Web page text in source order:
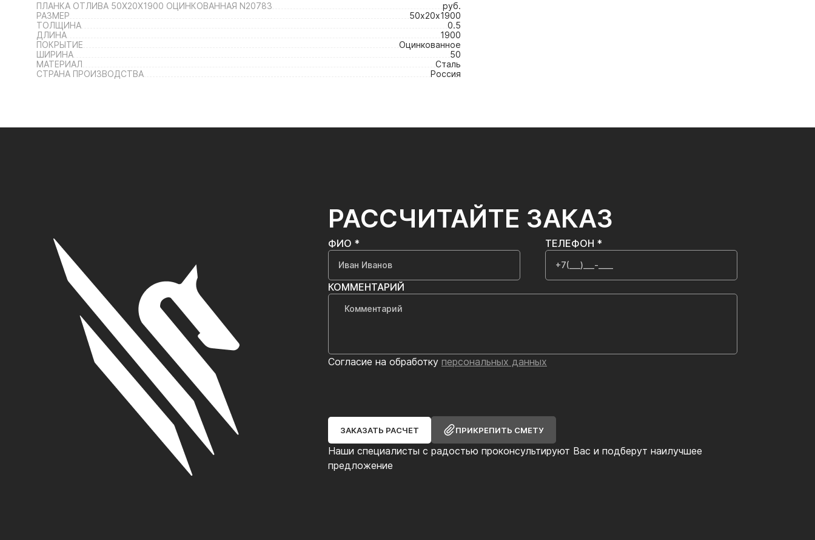
ПЛАНКА ОТЛИВА 50Х20Х1900 ОЦИНКОВАННАЯ N20783
руб.
РАЗМЕР
50х20х1900
ТОЛЩИНА
0.5
ДЛИНА
1900
ПОКРЫТИЕ
Оцинкованное
ШИРИНА
50
МАТЕРИАЛ
Сталь
СТРАНА ПРОИЗВОДСТВА
Россия
РАССЧИТАЙТЕ ЗАКАЗ
Наши специалисты с радостью проконсультируют Вас и подберут наилучшее
предложение
ФИО * ТЕЛЕФОН *
КОММЕНТАРИЙ
Согласие на обработку персональных данных
ЗАКАЗАТЬ РАСЧЕТ ПРИКРЕПИТЬ СМЕТУ